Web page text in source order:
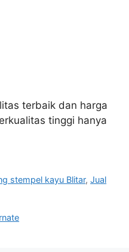
terbaik dan harga
tinggi hanya
stempel kayu Blitar,Jual